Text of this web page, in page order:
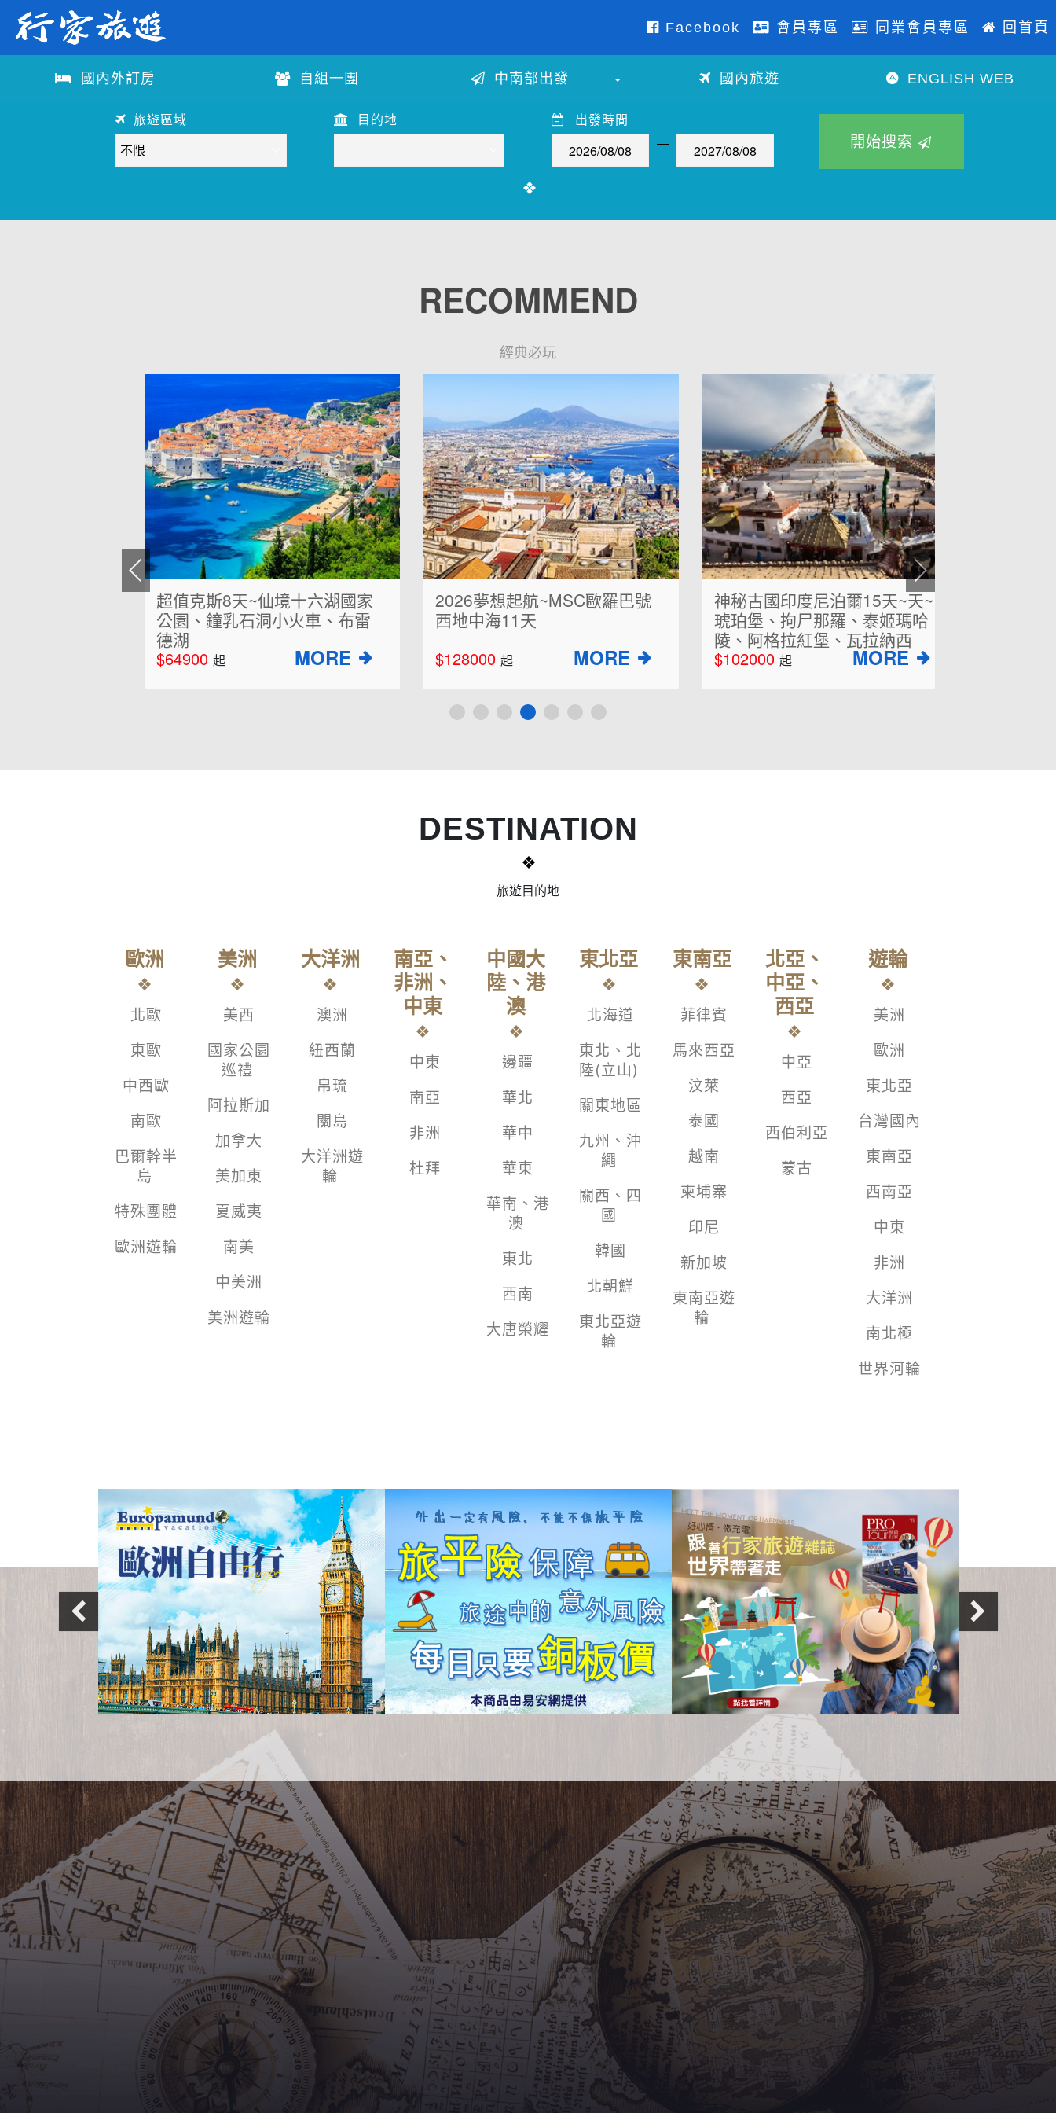
Facebook 會員專區 同業會員專區 回首頁
國內外訂房 自組一團 中南部出發 國內旅遊 ENGLISH WEB
旅遊區域 目的地 出發時間
開始搜索
RECOMMEND
經典必玩
超值克斯8天~仙境十六湖國家
公園、鐘乳石洞小火車、布雷
德湖
$64900起
2026夢想起航~MSC歐羅巴號
西地中海11天
$128000起
神秘古國印度尼泊爾15天~天~
琥珀堡、拘尸那羅、泰姬瑪哈
陵、阿格拉紅堡、瓦拉納西
$102000起
DESTINATION
旅遊目的地
歐洲
北歐
東歐
中西歐
南歐
巴爾幹半
島
特殊團體
歐洲遊輪
美洲
美西
國家公園
巡禮
阿拉斯加
加拿大
美加東
夏威夷
南美
中美洲
美洲遊輪
大洋洲
澳洲
紐西蘭
帛琉
關島
大洋洲遊
輪
南亞、
非洲、
中東
中東
南亞
非洲
杜拜
中國大
陸、港
澳
邊疆
華北
華中
華東
華南、港
澳
東北
西南
大唐榮耀
東北亞
北海道
東北、北
陸(立山)
關東地區
九州、沖
繩
關西、四
國
韓國
北朝鮮
東北亞遊
輪
東南亞
菲律賓
馬來西亞
汶萊
泰國
越南
柬埔寨
印尼
新加坡
東南亞遊
輪
北亞、
中亞、
西亞
中亞
西亞
西伯利亞
蒙古
遊輪
美洲
歐洲
東北亞
台灣國內
東南亞
西南亞
中東
非洲
大洋洲
南北極
世界河輪